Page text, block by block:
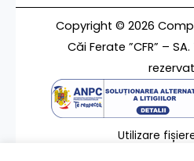
Copyright © 2026
Căi Ferate ”CFR” –
Utilizare